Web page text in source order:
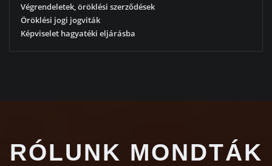
Végrendeletek, öröklési szerződések
Öröklési jogi jogviták
Képviselet hagyatéki eljárásba
RÓLUNK MONDTÁK